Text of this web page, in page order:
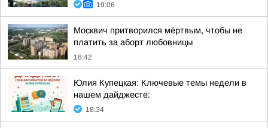
19:06
Москвич притворился мёртвым, чтобы не
платить за аборт любовницы
18:42
Юлия Купецкая: Ключевые темы недели в
нашем дайджесте:
18:34